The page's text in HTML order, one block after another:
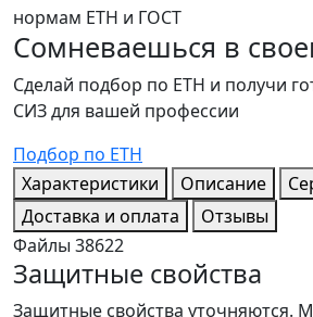
нормам ЕТН и ГОСТ
Сомневаешься в
Сделай подбор по ЕТН и получи
СИЗ для вашей профессии
Подбор по ЕТН
Характеристики
Описание
Доставка и оплата
Отзывы
Файлы 38622
Защитные свойства
Защитные свойства уточняются.